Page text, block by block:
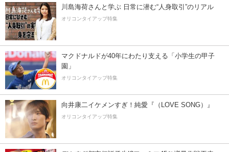
川島海荷さんと学ぶ 日常に潜む“人身取引”のリアル
オリコンタイアップ特集
マクドナルドが40年にわたり支える「小学生の甲子
園」
オリコンタイアップ特集
向井康二イケメンすぎ！純愛『（LOVE SONG）』
オリコンタイアップ特集